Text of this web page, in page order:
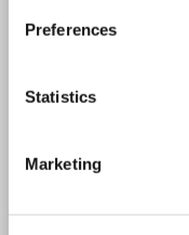
Preferences
Statistics
Marketing
1 image